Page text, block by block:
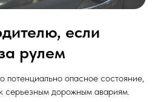
если
рулем
потенциально опасное состояние,
серьезным дорожным авариям.